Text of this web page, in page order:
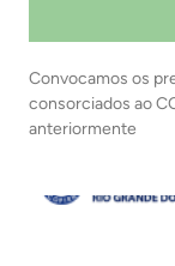
Convocamos os
consorciados ao
anteriormente